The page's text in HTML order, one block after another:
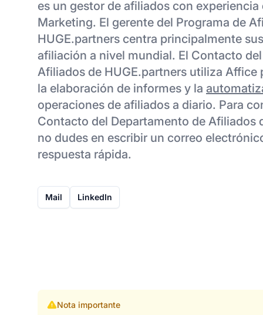
es un gestor de afiliados con experiencia
Marketing. El gerente del Programa de
HUGE.partners centra principalmente
afiliación a nivel mundial. El Contacto
Afiliados de HUGE.partners utiliza Affice
la elaboración de informes y la
operaciones de afiliados a diario. Para
Contacto del Departamento de Afiliados
no dudes en escribir un correo
respuesta rápida.
Mail LinkedIn
Nota importante